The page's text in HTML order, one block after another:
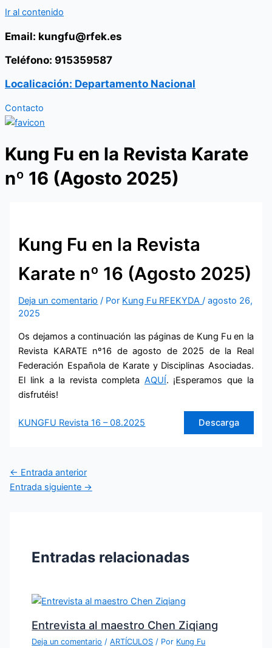
Ir al contenido
Email: kungfu@rfek.es
Teléfono: 915359587
Localicación: Departamento Nacional
Contacto
Kung Fu en la Revista Karate
nº 16 (Agosto 2025)
Kung Fu en la Revista
Karate nº 16 (Agosto 2025)
Deja un comentario / Por Kung Fu RFEKYDA/agosto 26,
2025
Os dejamos a continuación las páginas de Kung Fu en la
Revista KARATE nº16 de agosto de 2025 de la Real
Federación Española de Karate y Disciplinas Asociadas.
El link a la revista completa AQUÍ. ¡Esperamos que la
disfrutéis!
KUNGFU Revista 16 – 08.2025 Descarga
← Entrada anterior
Entrada siguiente →
Entradas relacionadas
Entrevista al maestro Chen Ziqiang
Deja un comentario /ARTÍCULOS / Por Kung Fu